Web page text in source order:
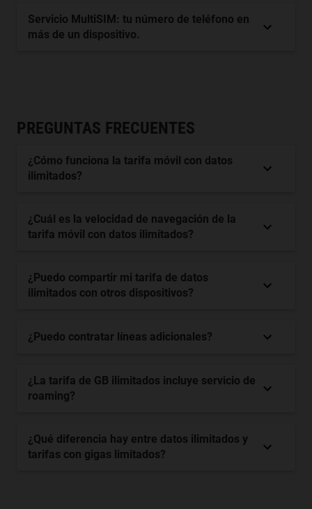
Servicio MultiSIM: tu número de teléfono en
más de un dispositivo.
PREGUNTAS FRECUENTES
¿Cómo funciona la tarifa móvil con datos
ilimitados?
¿Cuál es la velocidad de navegación de la
tarifa móvil con datos ilimitados?
¿Puedo compartir mi tarifa de datos
ilimitados con otros dispositivos?
¿Puedo contratar líneas adicionales?
¿La tarifa de GB ilimitados incluye servicio de
roaming?
¿Qué diferencia hay entre datos ilimitados y
tarifas con gigas limitados?